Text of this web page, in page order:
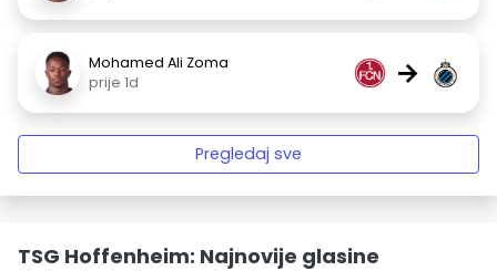
Mohamed Ali Zoma
prije 1d
→
Pregledaj sve
TSG Hoffenheim: Najnovije glasine